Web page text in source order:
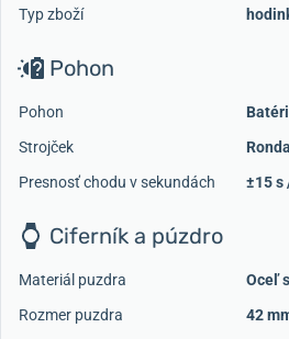
Typ zboží
Pohon
Pohon
Strojček
Presnosť chodu v sekundách
±15 s
Ciferník a púzdro
Materiál puzdra
Oceľ
Rozmer puzdra
42